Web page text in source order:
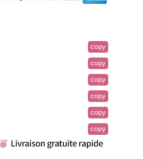
copy
copy
copy
copy
copy
copy